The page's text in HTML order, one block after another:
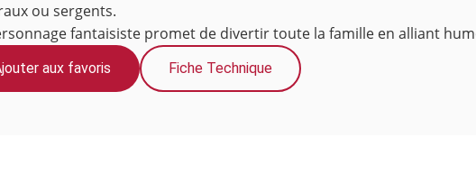
ou sergents.
fantaisiste promet de divertir toute la famille en alliant
aux favoris Fiche Technique